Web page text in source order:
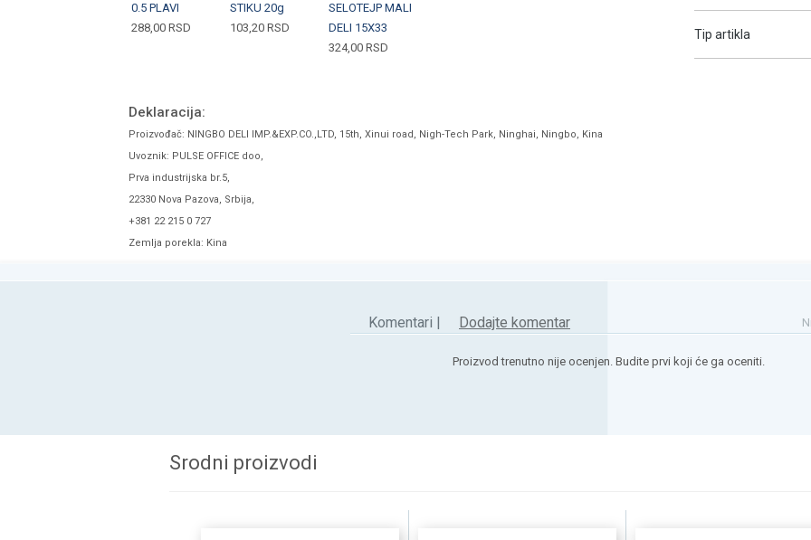
0.5 PLAVI
288,00 RSD
STIKU 20g
103,20 RSD
SELOTEJP MALI
DELI 15X33
324,00 RSD
Deklaracija:
Proizvođač: NINGBO DELI IMP.&EXP.CO.,LTD, 15th, Xinui road, Nigh-Tech Park, Ninghai, Ningbo, Kina
Uvoznik: PULSE OFFICE doo,
Prva industrijska br.5,
22330 Nova Pazova, Srbija,
+381 22 215 0 727
Zemlja porekla: Kina
Tip artikla
Komentari | Dodajte komentar
Proizvod trenutno nije ocenjen. Budite prvi koji će ga oceniti.
Srodni proizvodi